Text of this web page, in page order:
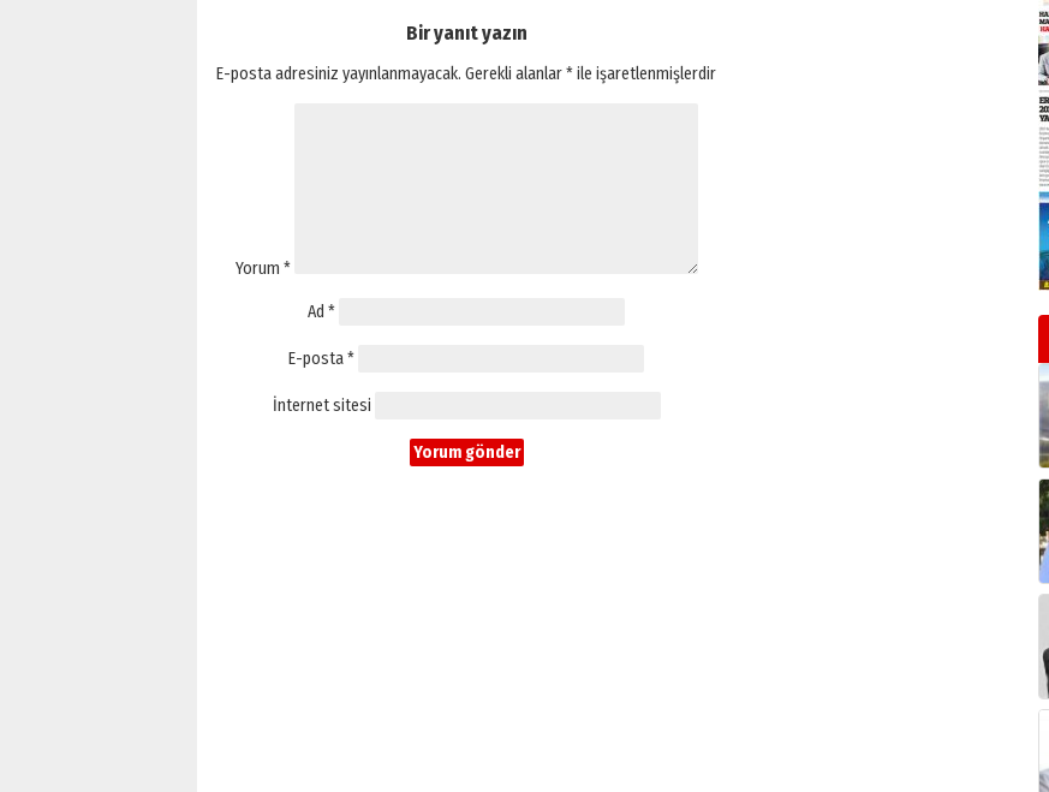
Bir yanıt yazın
E-posta adresiniz yayınlanmayacak. Gerekli alanlar*ile işaretlenmişlerdir
Yorum *
Ad *
E-posta*
İnternet sitesi